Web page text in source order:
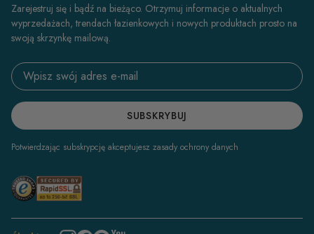
Zarejestruj się i bądź na bieżąco. Otrzymuj informacje o aktualnych
wyprzedażach, trendach łazienkowych i nowych produktach prosto na
swoją skrzynkę mailową.
Email address
SUBSKRYBUJ
Potwierdzając subskrypcję akceptujesz zasady ochrony danych